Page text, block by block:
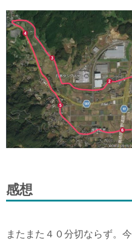
感想
またまた４０分切ならず。